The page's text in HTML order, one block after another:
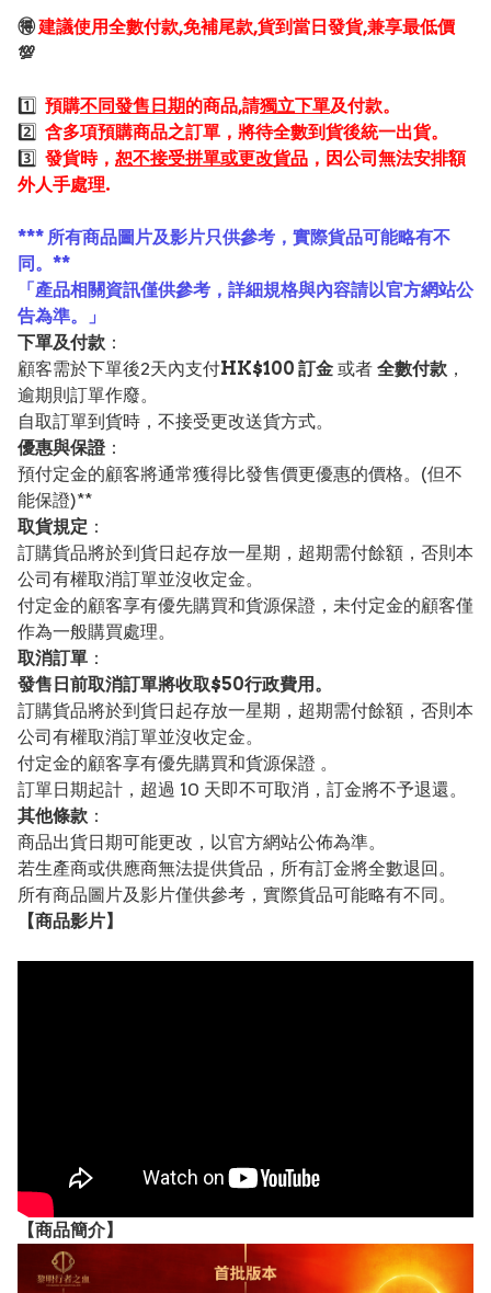
🉐建議使用全數付款,免補尾款,貨到當日發貨,兼享最低價
💯
1️⃣ 預購不同發售日期的商品,請獨立下單及付款。
2️⃣ 含多項預購商品之訂單，將待全數到貨後統一出貨。
3️⃣ 發貨時， 恕不接受拼單或更改貨品 ，因公司無法安排額
外人手處理.
*** 所有商品圖片及影片只供參考，實際貨品可能略有不
同。**
「產品相關資訊僅供參考，詳細規格與內容請以官方網站公
告為準。」
下單及付款 ：
顧客需於下單後2天內支付HK$100 訂金 或者 全數付款 ，
逾期則訂單作廢。
自取訂單到貨時，不接受更改送貨方式。
優惠與保證：
預付定金的顧客將通常獲得比發售價更優惠的價格。(但不
能保證)**
取貨規定 ：
訂購貨品將於到貨日起存放一星期，超期需付餘額，否則本
公司有權取消訂單並沒收定金。
付定金的顧客享有優先購買和貨源保證，未付定金的顧客僅
作為一般購買處理。
取消訂單 ：
發售日前取消訂單將收取$50行政費用。
訂購貨品將於到貨日起存放一星期，超期需付餘額，否則本
公司有權取消訂單並沒收定金。
付定金的顧客享有優先購買和貨源保證 。
訂單日期起計，超過 10 天即不可取消，訂金將不予退還。
其他條款 ：
商品出貨日期可能更改，以官方網站公佈為準。
若生產商或供應商無法提供貨品，所有訂金將全數退回。
所有商品圖片及影片僅供參考，實際貨品可能略有不同。
【商品影片】
【商品簡介】